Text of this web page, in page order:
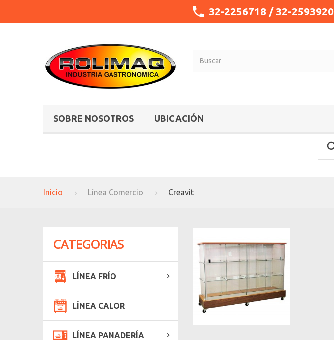
32-2256718 / 32-2593920
SOBRE NOSOTROS UBICACIÓN
Inicio Línea Comercio Creavit
CATEGORIAS
LÍNEA FRÍO
LÍNEA CALOR
LÍNEA PANADERÍA